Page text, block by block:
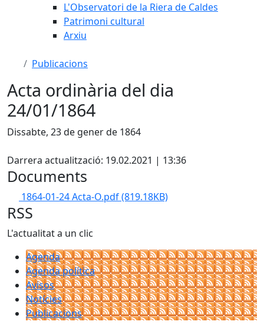
L'Observatori de la Riera de Caldes
Patrimoni cultural
Arxiu
Publicacions
Acta ordinària del dia
24/01/1864
Dissabte, 23 de gener de 1864
Darrera actualització: 19.02.2021 | 13:36
Documents
1864-01-24 Acta-O.pdf(819.18KB)
RSS
L'actualitat a un clic
Agenda
Agenda política
Avisos
Notícies
Publicacions